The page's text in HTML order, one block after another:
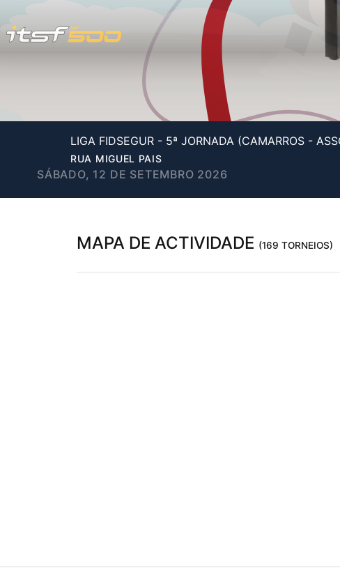
LIGA FIDSEGUR - 5ª JORNADA (CAMARROS -
RUA MIGUEL PAIS
SÁBADO, 12 DE SETEMBRO 2026
MAPA DE ACTIVIDADE (169 TORNEIOS)